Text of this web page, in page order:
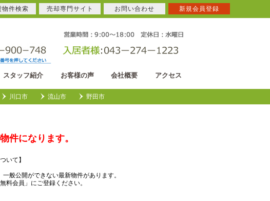
スタッフ紹介 お客様の声 会社概要 アクセス
川口市 流山市 野田市
件になります。
いて】
般公開ができない最新物件があります。
料会員」にご登録ください。
物件検索 売却専門サイト お問い合わせ 新規会員登録